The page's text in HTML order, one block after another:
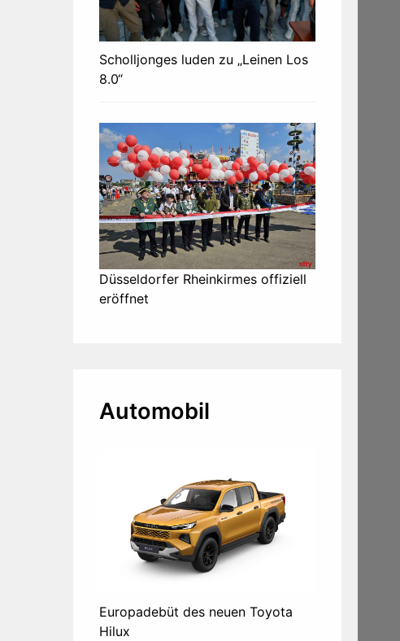
Scholljonges luden zu „Leinen Los
8.0“
Düsseldorfer Rheinkirmes offiziell
eröffnet
Automobil
Europadebüt des neuen Toyota
Hilux